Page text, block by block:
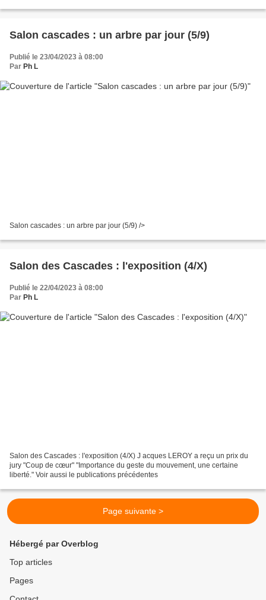
Salon cascades : un arbre par jour (5/9)
Publié le 23/04/2023 à 08:00
Par Ph L
Salon cascades : un arbre par jour (5/9) />
Salon des Cascades : l'exposition (4/X)
Publié le 22/04/2023 à 08:00
Par Ph L
Salon des Cascades : l'exposition (4/X) J acques LEROY a reçu un prix du
jury "Coup de cœur" "Importance du geste du mouvement, une certaine
liberté." Voir aussi le publications précédentes
Page suivante >
Hébergé par Overblog
Top articles
Pages